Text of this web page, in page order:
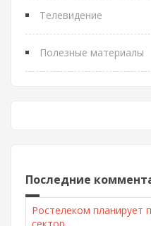
Телевидение
Полезные материалы
Последние
Ростелеком планирует